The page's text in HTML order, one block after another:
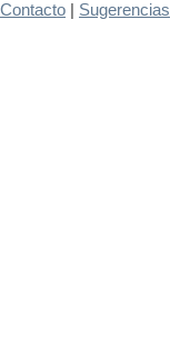
Contacto Sugerencias